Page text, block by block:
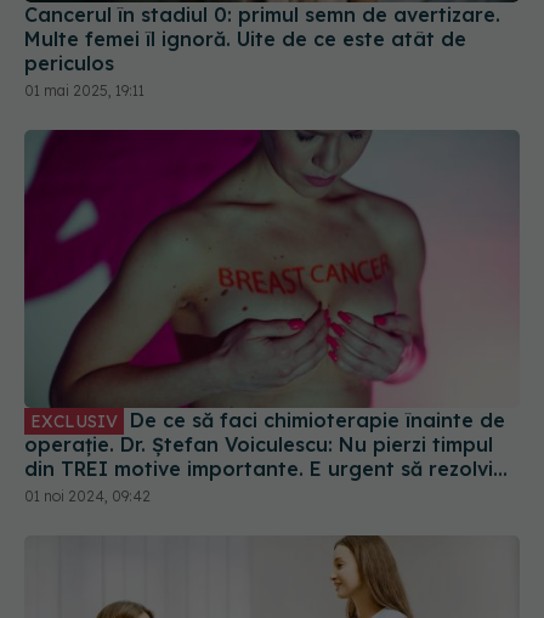
Cancerul în stadiul 0: primul semn de avertizare.
Multe femei îl ignoră. Uite de ce este atât de
periculos
01 mai 2025, 19:11
EXCLUSIV
operație. Dr. Ștefan Voiculescu: Nu pierzi timpul
din TREI motive importante. E urgent să rezolvi
metastazele
01 noi 2024, 09:42